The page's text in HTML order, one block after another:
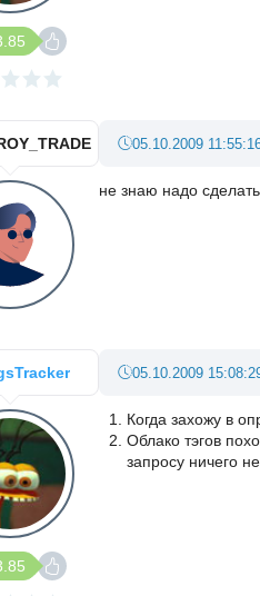
05.10.2009
не знаю надо
05.10.2009
Когда захожу в
Облако тэгов
запросу ничего